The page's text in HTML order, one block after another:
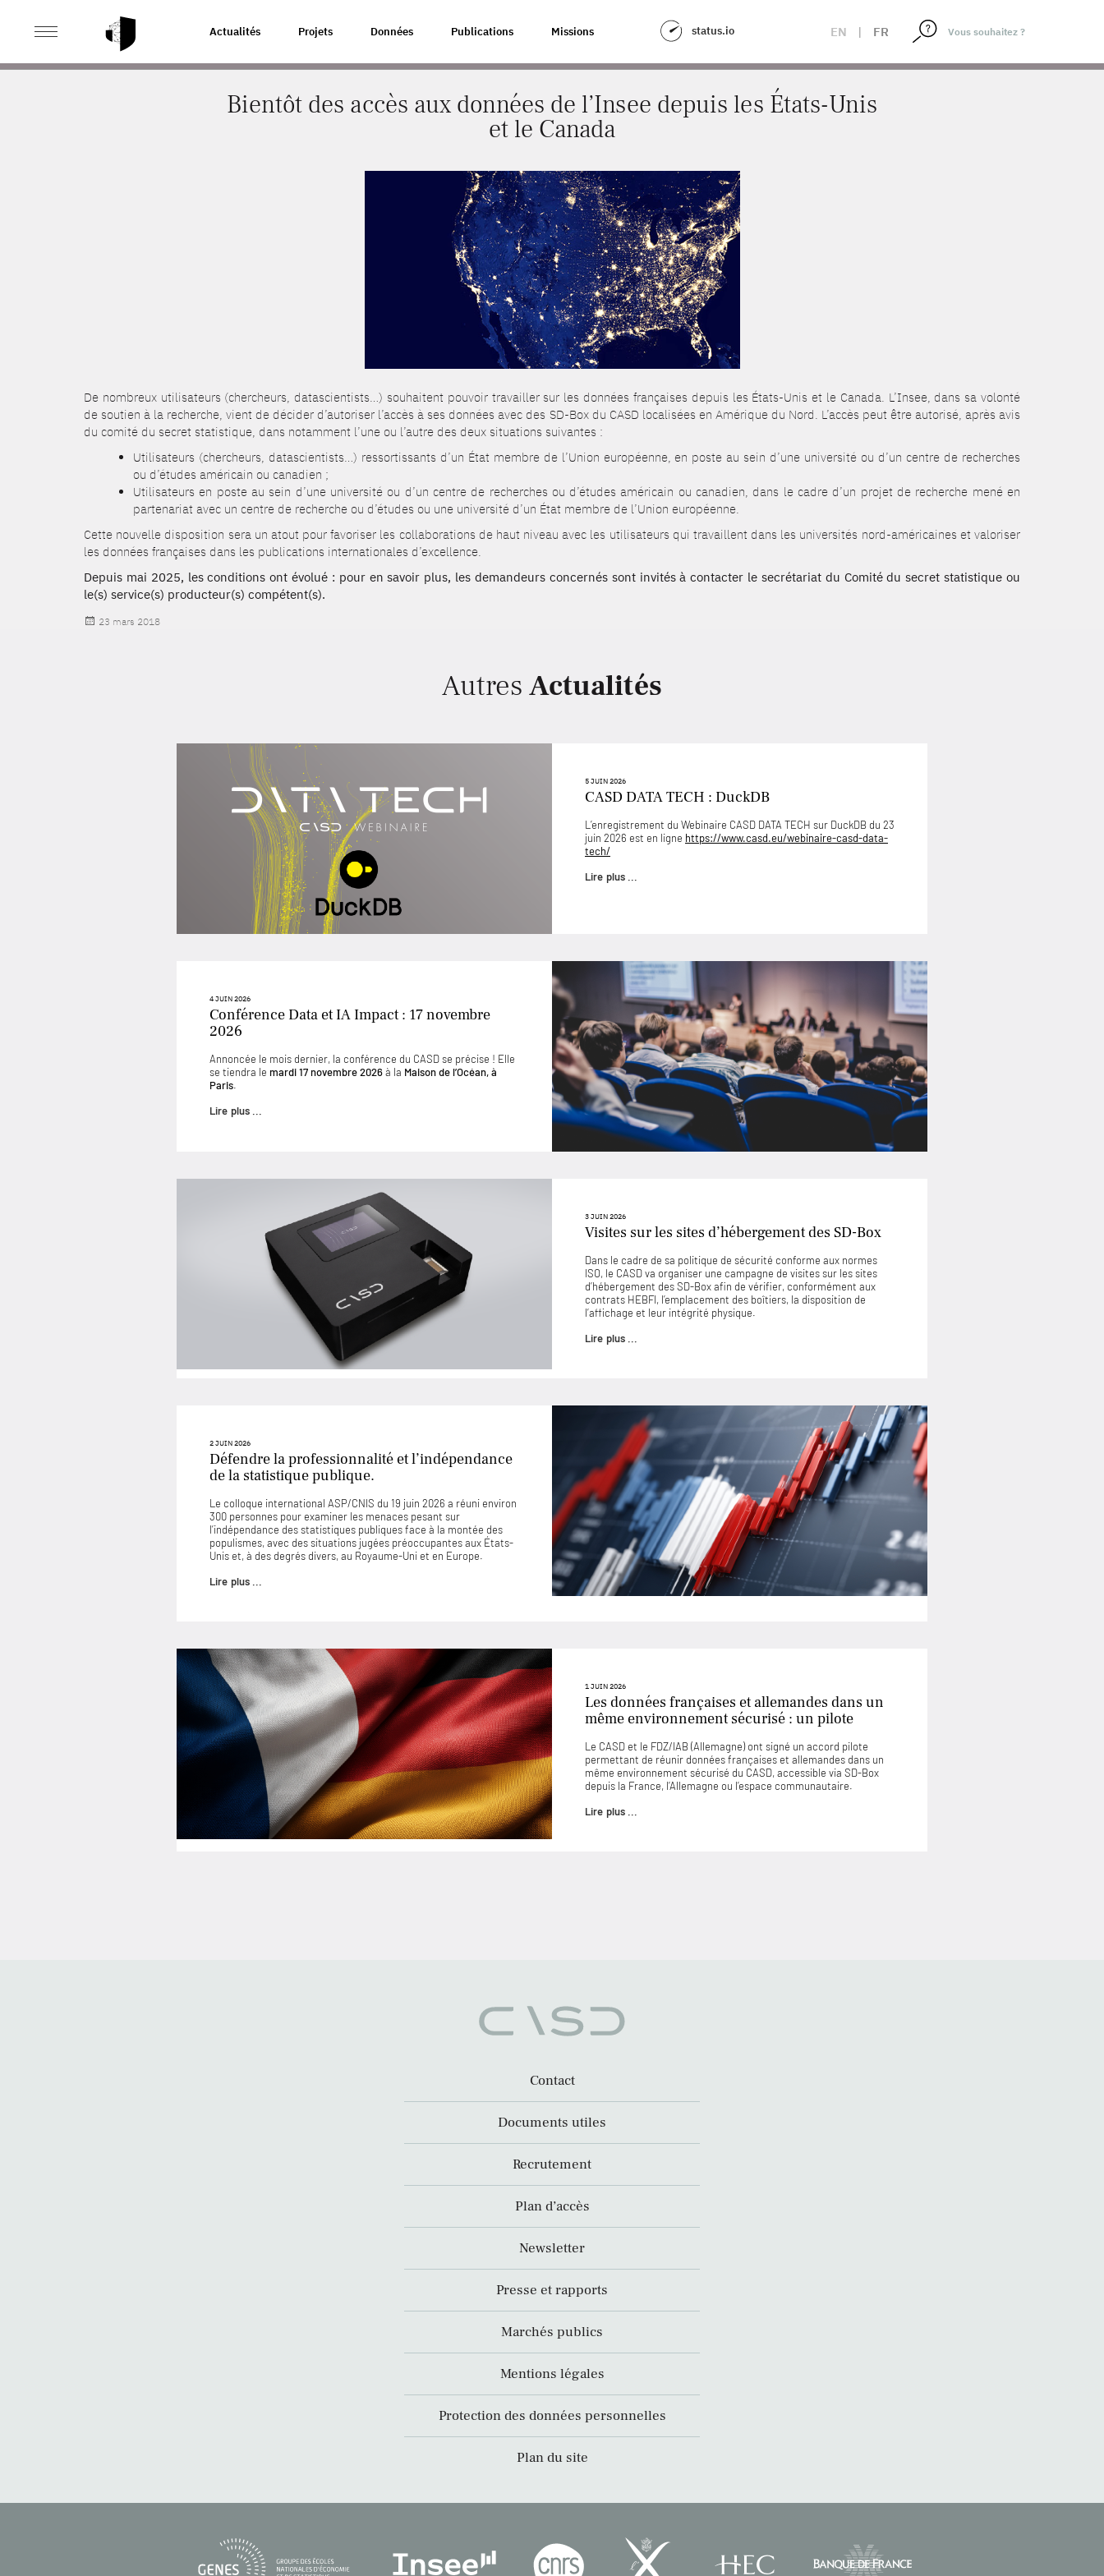
Actualités Projets Données Publications Missions status.io EN | FR
ACCUEIL ACTUALITÉS > BIENTÔT DES ACCÈS AUX DONNÉES DE L’INSEE DEPUIS LES ÉTATS-UNIS ET LE CANADA
Bientôt des accès aux données de l’Insee depuis les États-Unis
et le Canada
De nombreux utilisateurs (chercheurs, datascientists…) souhaitent pouvoir travailler sur les données françaises depuis les États-Unis et le Canada. L’Insee, dans sa volonté
de soutien à la recherche, vient de décider d’autoriser l’accès à ses données avec des SD-Box du CASD localisées en Amérique du Nord. L’accès peut être autorisé, après avis
du comité du secret statistique, dans notamment l’une ou l’autre des deux situations suivantes :
Utilisateurs (chercheurs, datascientists…) ressortissants d’un État membre de l’Union européenne, en poste au sein d’une université ou d’un centre de recherches
ou d’études américain ou canadien ;
Utilisateurs en poste au sein d’une université ou d’un centre de recherches ou d’études américain ou canadien, dans le cadre d’un projet de recherche mené en
partenariat avec un centre de recherche ou d’études ou une université d’un État membre de l’Union européenne.
Cette nouvelle disposition sera un atout pour favoriser les collaborations de haut niveau avec les utilisateurs qui travaillent dans les universités nord-américaines et valoriser
les données françaises dans les publications internationales d’excellence.
Depuis mai 2025, les conditions ont évolué : pour en savoir plus, les demandeurs concernés sont invités à contacter le secrétariat du Comité du secret statistique ou
le(s) service(s) producteur(s) compétent(s).
Publié
23 mars 2018
Autres Actualités
5 JUIN 2026
CASD DATA TECH : DuckDB
L’enregistrement du Webinaire CASD DATA TECH sur DuckDB du 23
juin 2026 est en ligne https://www.casd.eu/webinaire-casd-data-
tech/
Lire plus ...
4 JUIN 2026
Conférence Data et IA Impact : 17 novembre
2026
Annoncée le mois dernier, la conférence du CASD se précise ! Elle
se tiendra le mardi 17 novembre 2026à la Maison de l’Océan, à
Paris.
Lire plus ...
3 JUIN 2026
Visites sur les sites d’hébergement des SD-Box
Dans le cadre de sa politique de sécurité conforme aux normes
ISO, le CASD va organiser une campagne de visites sur les sites
d’hébergement des SD-Box afin de vérifier, conformément aux
contrats HEBFI, l’emplacement des boîtiers, la disposition de
l’affichage et leur intégrité physique.
Lire plus ...
2 JUIN 2026
Défendre la professionnalité et l’indépendance
de la statistique publique.
Le colloque international ASP/CNIS du 19 juin 2026 a réuni environ
300 personnes pour examiner les menaces pesant sur
l’indépendance des statistiques publiques face à la montée des
populismes, avec des situations jugées préoccupantes aux États-
Unis et, à des degrés divers, au Royaume-Uni et en Europe.
Lire plus ...
1 JUIN 2026
Les données françaises et allemandes dans un
même environnement sécurisé : un pilote
Le CASD et le FDZ/IAB (Allemagne) ont signé un accord pilote
permettant de réunir données françaises et allemandes dans un
même environnement sécurisé du CASD, accessible via SD-Box
depuis la France, l’Allemagne ou l’espace communautaire.
Lire plus ...
Contact
Documents utiles
Recrutement
Plan d’accès
Newsletter
Presse et rapports
Marchés publics
Mentions légales
Protection des données personnelles
Plan du site